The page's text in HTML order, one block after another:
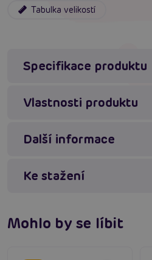
Kvalitní Materiál
Tabulka velikostí
Specifikace produktu
Vlastnosti produktu
Další informace
Ke stažení
Mohlo by se líbit